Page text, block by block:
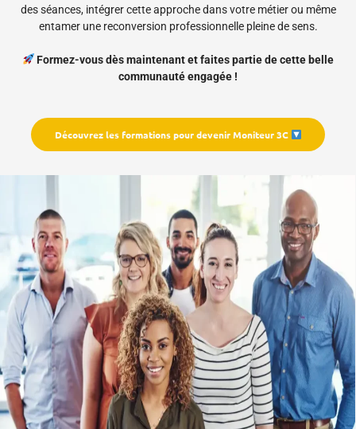
des séances, intégrer cette approche dans votre métier ou même
entamer une reconversion professionnelle pleine de sens.
Formez-vous dès maintenant et faites partie de cette belle
communauté engagée !
Découvrez les formations pour devenir Moniteur 3C